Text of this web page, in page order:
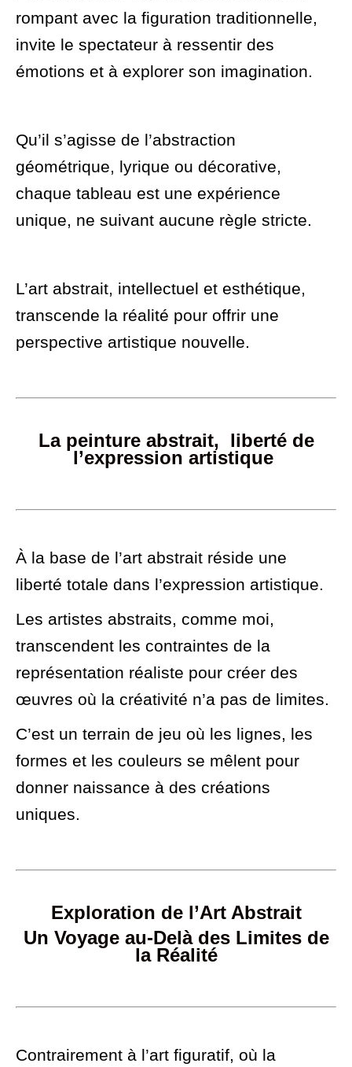
rompant avec la figuration traditionnelle,
invite le spectateur à ressentir des
émotions et à explorer son imagination.
Qu’il s’agisse de l’abstraction
géométrique, lyrique ou décorative,
chaque tableau est une expérience
unique, ne suivant aucune règle stricte.
L’art abstrait, intellectuel et esthétique,
transcende la réalité pour offrir une
perspective artistique nouvelle.
La peinture abstrait, liberté de
l’expression artistique
À la base de l’art abstrait réside une
liberté totale dans l’expression artistique.
Les artistes abstraits, comme moi,
transcendent les contraintes de la
représentation réaliste pour créer des
œuvres où la créativité n’a pas de limites.
C’est un terrain de jeu où les lignes, les
formes et les couleurs se mêlent pour
donner naissance à des créations
uniques.
Exploration de l’Art Abstrait
Un Voyage au-Delà des Limites de
la Réalité
Contrairement à l’art figuratif, où la